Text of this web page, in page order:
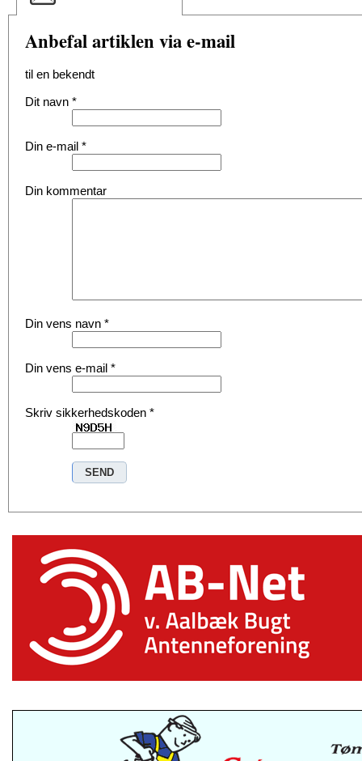
Anbefal artiklen via e-mail
til en bekendt
Dit navn *
Din e-mail *
Din kommentar
Din vens navn *
Din vens e-mail *
Skriv sikkerhedskoden *